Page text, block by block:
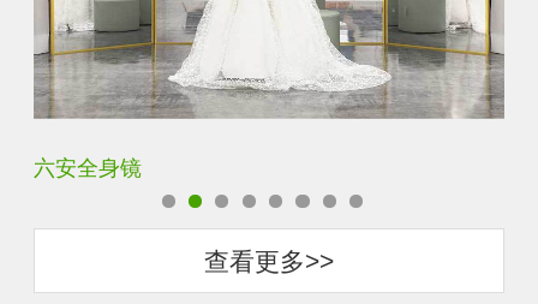
六安全身镜
查看更多>>